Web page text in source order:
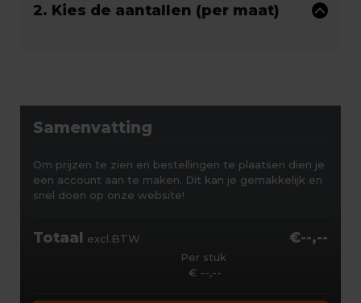
2. Kies de aantallen (per maat)
Samenvatting
Om prijzen te zien en bestellingen te plaatsen dien je
een account aan te maken. Dit kan je gemakkelijk en
snel doen op onze website!
Totaal excl.BTW €--,--
Per stuk
€ --,--